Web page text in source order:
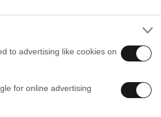
to advertising like cookies on
for online advertising
αριθμού των
στην Αυστρία
το οποίο τίθεται
της
δημογραφικό και